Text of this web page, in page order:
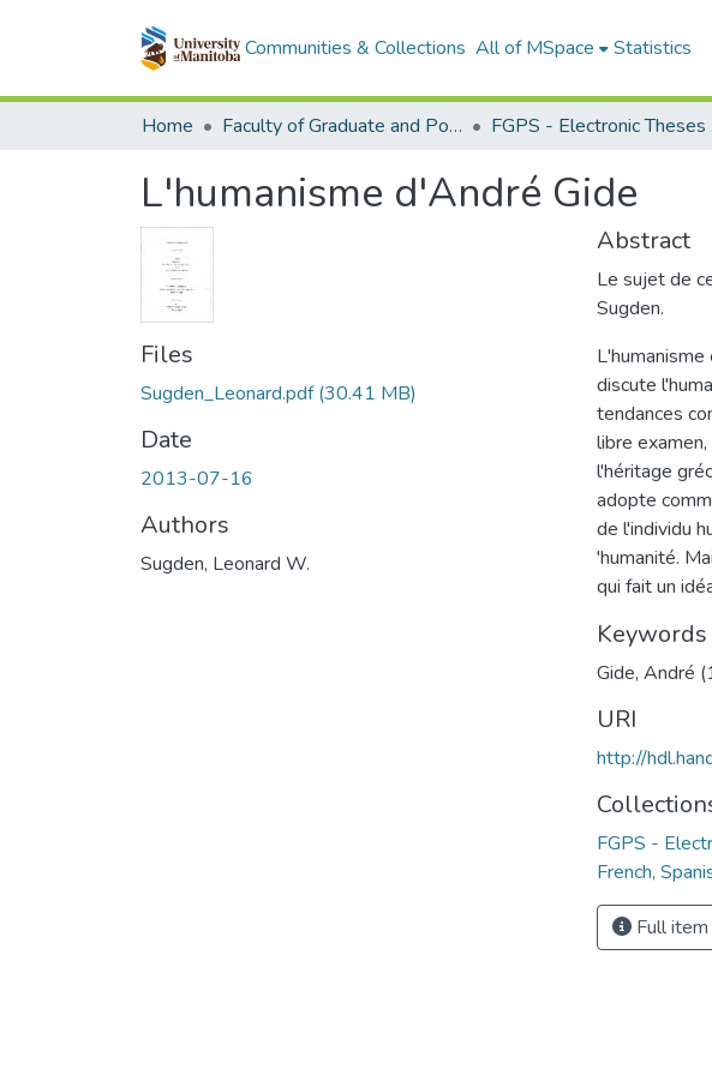
Communities & Collections All of MSpace Statistics
Home Faculty of Graduate and Postdoctoral Studies (Electronic Theses and Practica)
L'humanisme d'André Gide
Files
Sugden_Leonard.pdf(30.41 MB)
Date
2013-07-16
Authors
Sugden, Leonard W.
Abstract
Le sujet de
Sugden.
discute
tendances
libre
l'héritage
adopte
de l'individu
'humanité.
qui fait un
Keywords
Gide, André
URI
http://
FGPS -
French,
Full